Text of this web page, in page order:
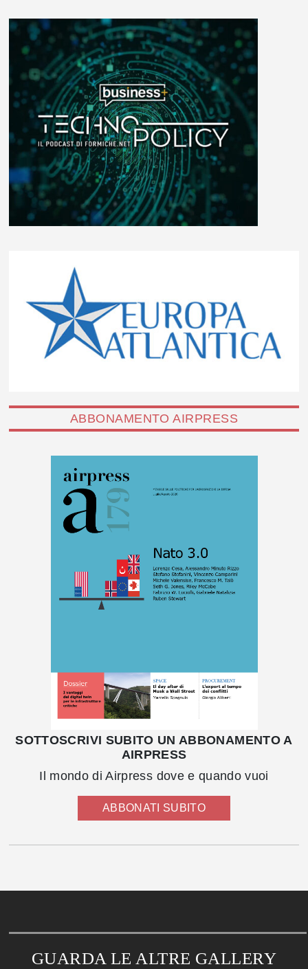
ABBONAMENTO AIRPRESS
SOTTOSCRIVI SUBITO UN ABBONAMENTO A
AIRPRESS
Il mondo di Airpress dove e quando vuoi
ABBONATI SUBITO
GUARDA LE ALTRE GALLERY